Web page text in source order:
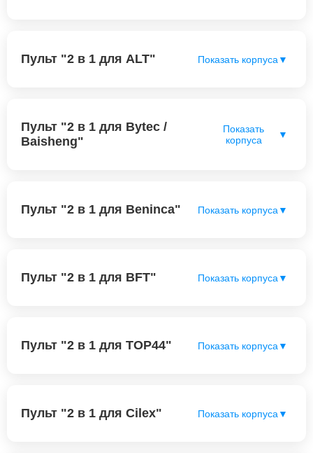
Пульт "2 в 1 для ALT" Показать корпуса ▼
Пульт "2 в 1 для Bytec /
Baisheng"
Показать
корпуса
▼
Пульт "2 в 1 для Beninca" Показать корпуса ▼
Пульт "2 в 1 для BFT" Показать корпуса ▼
Пульт "2 в 1 для TOP44" Показать корпуса ▼
Пульт "2 в 1 для Cilex" Показать корпуса ▼